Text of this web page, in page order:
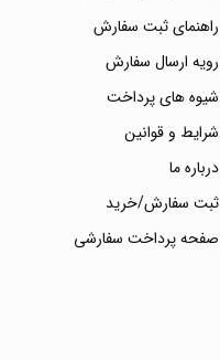
راهنمای ثبت سفارش
رویه ارسال سفارش
شیوه های پرداخت
شرایط و قوانین
درباره ما
ثبت سفارش/خرید
صفحه پرداخت سفارشی